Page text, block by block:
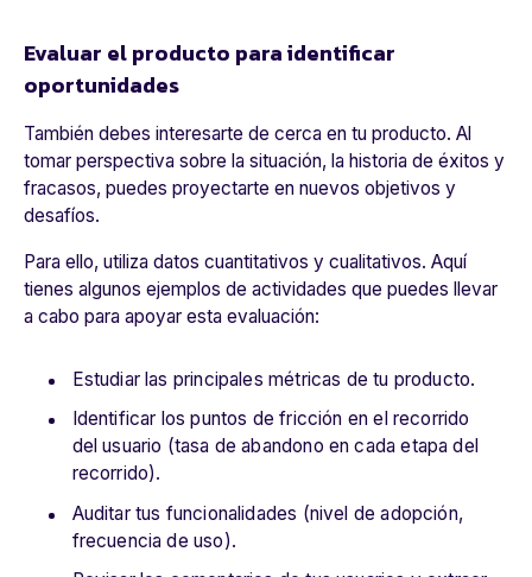
Evaluar el producto para identificar
oportunidades
También debes interesarte de cerca en tu producto. Al
tomar perspectiva sobre la situación, la historia de éxitos y
fracasos, puedes proyectarte en nuevos objetivos y
desafíos.
Para ello, utiliza datos cuantitativos y cualitativos. Aquí
tienes algunos ejemplos de actividades que puedes llevar
a cabo para apoyar esta evaluación:
Estudiar las principales métricas de tu producto.
Identificar los puntos de fricción en el recorrido
del usuario (tasa de abandono en cada etapa del
recorrido).
Auditar tus funcionalidades (nivel de adopción,
frecuencia de uso).